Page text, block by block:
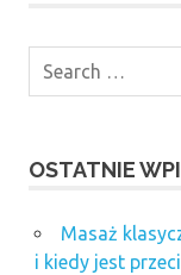
OSTATNIE
Masaż
i kiedy jest